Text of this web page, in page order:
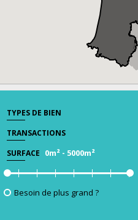
TYPES DE BIEN
TRANSACTIONS
SURFACE 0m² - 5000m²
Besoin de plus grand ?